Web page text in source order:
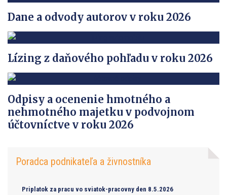
Dane a odvody autorov v roku 2026
Lízing z daňového pohľadu v roku 2026
Odpisy a ocenenie hmotného a
nehmotného majetku v podvojnom
účtovníctve v roku 2026
Poradca podnikateľa a živnostníka
Priplatok za pracu vo sviatok-pracovny den 8.5.2026